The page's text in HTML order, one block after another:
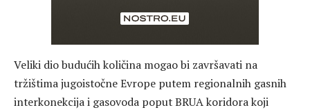
Veliki dio budućih količina mogao bi završavati na
tržištima jugoistočne Evrope putem regionalnih gasnih
interkonekcija i gasovoda poput BRUA koridora koji